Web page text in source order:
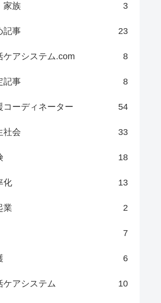
家族 3
記事 23
ケアシステム.com 8
記事 8
コーディネーター 54
社会 33
18
化 13
業 2
7
6
ケアシステム 10